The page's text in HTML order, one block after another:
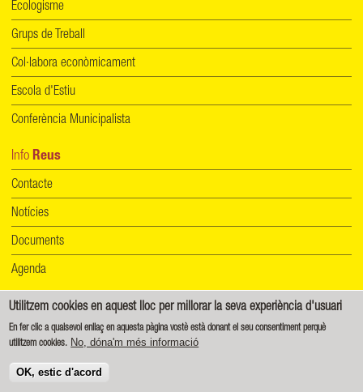
Ecologisme
Grups de Treball
Col·labora econòmicament
Escola d'Estiu
Conferència Municipalista
Info Reus
Contacte
Notícies
Documents
Agenda
Informació de protecció de dades Política de cookies
Creative Commons - Reconeixement-CompartirIgual 4.0 Internacional (CC BY-SA 4.0)
Utilitzem cookies en aquest lloc per millorar la seva experiència d'usuari
En fer clic a qualsevol enllaç en aquesta pàgina vostè està donant el seu consentiment perquè
utilitzem cookies. No, dóna'm més informació
OK, estic d'acord